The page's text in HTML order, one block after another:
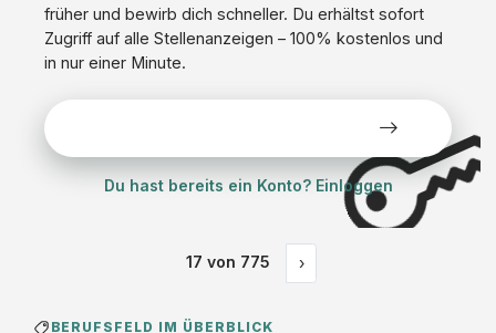
früher und bewirb dich schneller. Du erhältst sofort
Zugriff auf alle Stellenanzeigen – 100% kostenlos und
in nur einer Minute.
Du hast bereits ein Konto? Einloggen
17 von 775 ›
BERUFSFELD IM ÜBERBLICK